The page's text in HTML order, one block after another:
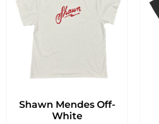
Shawn Mendes Off-
White